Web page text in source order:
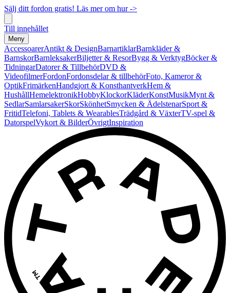
Sälj ditt fordon gratis! Läs mer om hur ->
Till innehållet
Meny
AccessoarerAntikt & DesignBarnartiklarBarnkläder &
BarnskorBarnleksakerBiljetter & ResorBygg & VerktygBöcker &
TidningarDatorer & TillbehörDVD &
VideofilmerFordonFordonsdelar & tillbehörFoto, Kameror &
OptikFrimärkenHandgjort & KonsthantverkHem &
HushållHemelektronikHobbyKlockorKläderKonstMusikMynt &
SedlarSamlarsakerSkorSkönhetSmycken & ÄdelstenarSport &
FritidTelefoni, Tablets & WearablesTrädgård & VäxterTV-spel &
DatorspelVykort & BilderÖvrigtInspiration